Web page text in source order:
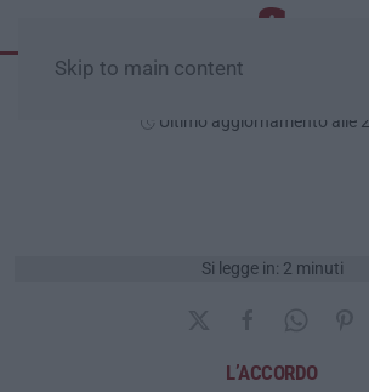
Skip to main content
Ultimo aggiornamento alle
Si legge in: 2 minuti
L’ACCORDO